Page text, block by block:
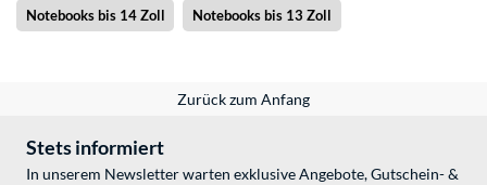
Notebooks bis 14 Zoll Notebooks bis 13 Zoll
Zurück zum Anfang
Stets informiert
In unserem Newsletter warten exklusive Angebote, Gutschein- &